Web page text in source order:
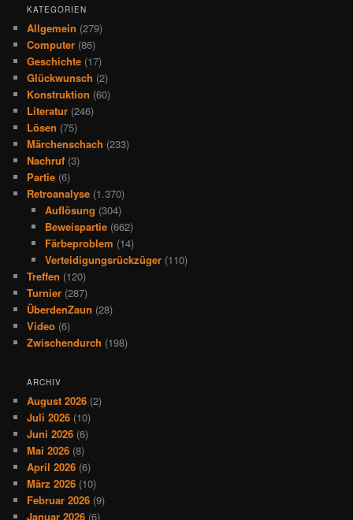
KATEGORIEN
Allgemein (279)
Computer (86)
Geschichte (17)
Glückwunsch (2)
Konstruktion (60)
Literatur (246)
Lösen (75)
Märchenschach (233)
Nachruf (3)
Partie (6)
Retroanalyse (1.370)
Auflösung (304)
Beweispartie(662)
Färbeproblem (14)
Verteidigungsrückzüger(110)
Treffen (120)
Turnier (287)
ÜberdenZaun (28)
Video (6)
Zwischendurch (198)
ARCHIV
August 2026 (2)
Juli 2026 (10)
Juni 2026 (6)
Mai 2026 (8)
April 2026 (6)
März 2026 (10)
Februar 2026 (9)
Januar 2026 (6)